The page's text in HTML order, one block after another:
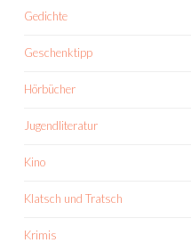
Gedichte
Geschenktipp
Hörbücher
Jugendliteratur
Kino
Klatsch und Tratsch
Krimis